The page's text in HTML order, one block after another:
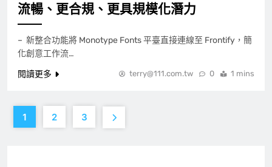
流暢、更合規、更具規模化潛力
– 新整合功能將 Monotype Fonts 平臺直接連線至 Frontify，簡
化創意工作流…
閱讀更多
terry@111.com.tw 0 1 mins
1 2 3